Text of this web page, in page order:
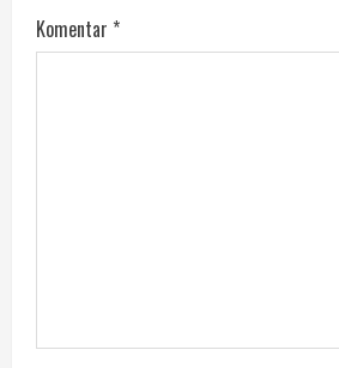
Komentar *